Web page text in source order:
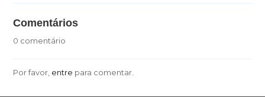
Comentários
0 comentário
Por favor, entre para comentar.